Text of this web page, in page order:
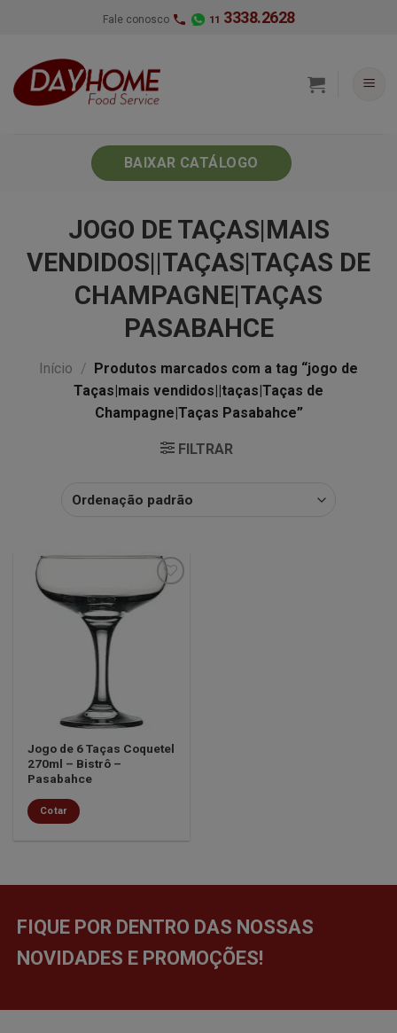
Fale conosco 11 3338.2628
BAIXAR CATÁLOGO
JOGO DE TAÇAS|MAIS
VENDIDOS||TAÇAS|TAÇAS DE
CHAMPAGNE|TAÇAS
PASABAHCE
Início /
Produtos marcados com a tag “jogo de
Taças|mais vendidos||taças|Taças de
Champagne|Taças Pasabahce”
FILTRAR
Jogo de 6 Taças Coquetel
270ml – Bistrô –
Pasabahce
Cotar
FIQUE POR DENTRO DAS NOSSAS
NOVIDADES E PROMOÇÕES!